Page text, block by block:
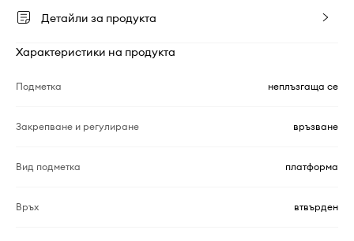
Детайли за продукта
Характеристики на продукта
Подметка неплъзгаща се
Закрепване и регулиране връзване
Вид подметка платформа
Връх втвърден